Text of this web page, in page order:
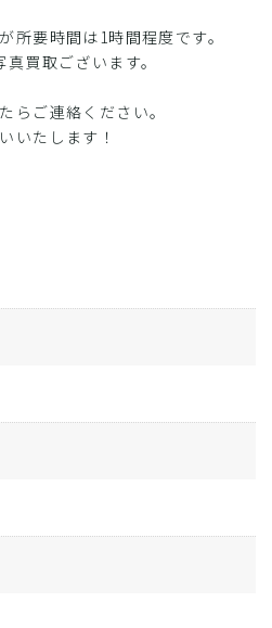
要時間は1時間程度です。
買取ございます。
らご連絡ください。
いたします！